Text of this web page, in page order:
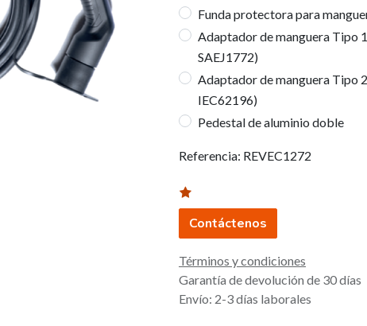
Funda protectora para
Adaptador de manguera Tipo
SAEJ1772)
Adaptador de manguera Tipo
IEC62196)
Pedestal de aluminio doble
Referencia: REVEC1272
Contáctenos
Términos y condiciones
Garantía de devolución de 30 días
Envío: 2-3 días laborales